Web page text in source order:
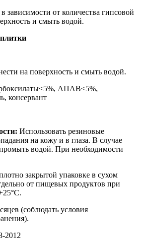
зависимости от количества гипсовой
и смыть водой.
на поверхность и смыть водой.
АПАВ<5%,
консервант
Использовать резиновые
на кожу и в глаза. В случае
водой. При необходимости
закрытой упаковке в сухом
от пищевых продуктов при
(соблюдать условия
2012